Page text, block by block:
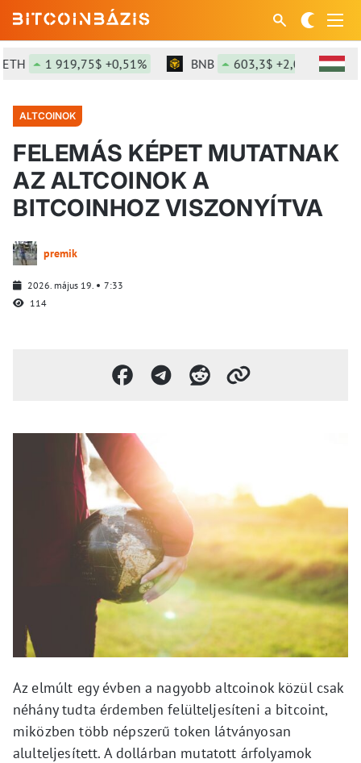
1 919,75$ +0,51% BNB 603,3$ +2,04%
ALTCOINOK
FELEMÁS KÉPET MUTATNAK
AZ ALTCOINOK A
BITCOINHOZ VISZONYÍTVA
premik
2026. május 19.
7:33
114
Az elmúlt egy évben a nagyobb altcoinok közül csak
néhány tudta érdemben felülteljesíteni a bitcoint,
miközben több népszerű token látványosan
alulteljesített. A dollárban mutatott árfolyamok